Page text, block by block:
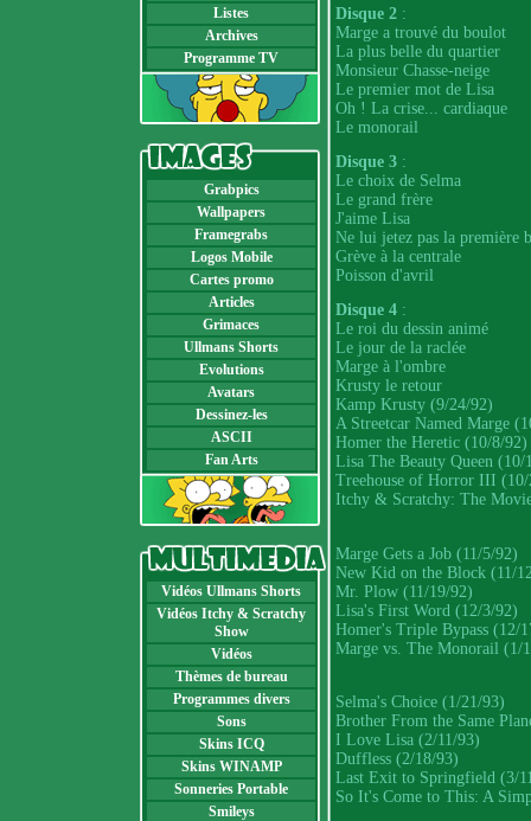
Listes
Archives
Programme TV
Grabpics
Wallpapers
Framegrabs
Logos Mobile
Cartes promo
Articles
Grimaces
Ullmans Shorts
Evolutions
Avatars
Dessinez-les
ASCII
Fan Arts
Vidéos Ullmans Shorts
Vidéos Itchy & Scratchy
Show
Vidéos
Thèmes de bureau
Programmes divers
Sons
Skins ICQ
Skins WINAMP
Sonneries Portable
Smileys
Disque 2:
Marge a trouvé du boulot
La plus belle du quartier
Monsieur Chasse-neige
Le premier mot de Lisa
Oh ! La crise... cardiaque
Le monorail
Disque 3 :
Le choix de Selma
Le grand frère
J'aime Lisa
Ne lui jetez pas la première
Grève à la centrale
Poisson d'avril
Disque 4:
Le roi du dessin animé
Le jour de la raclée
Marge à l'ombre
Krusty le retour
Kamp Krusty (9/24/92)
A Streetcar Named Marge
Homer the Heretic (10/8/92)
Lisa The Beauty Queen (10/
Treehouse of Horror III (10/
Itchy & Scratchy: The
Marge Gets a Job (11/5/92)
New Kid on the Block (11/
Mr. Plow (11/19/92)
Lisa's First Word (12/3/92)
Homer's Triple Bypass (12/
Marge vs. The Monorail (1/
Selma's Choice (1/21/93)
Brother From the Same
I Love Lisa (2/11/93)
Duffless (2/18/93)
Last Exit to Springfield (3/
So It's Come to This: A